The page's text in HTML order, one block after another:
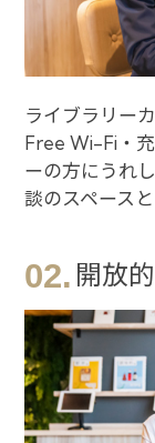
ライブラリー
Free Wi-Fi・
ーの方にうれ
談のスペース
02. 開放